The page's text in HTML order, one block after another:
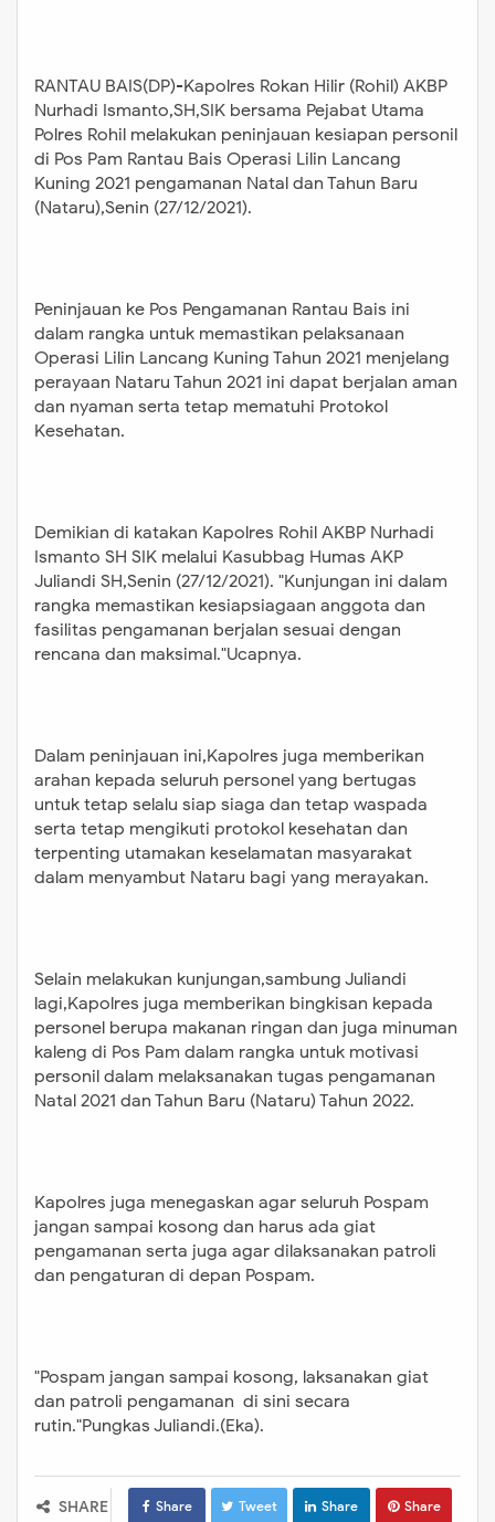
RANTAU BAIS(DP)-Kapolres Rokan Hilir (Rohil) AKBP
Nurhadi Ismanto,SH,SIK bersama Pejabat Utama
Polres Rohil melakukan peninjauan kesiapan personil
di Pos Pam Rantau Bais Operasi Lilin Lancang
Kuning 2021 pengamanan Natal dan Tahun Baru
(Nataru),Senin (27/12/2021).
Peninjauan ke Pos Pengamanan Rantau Bais ini
dalam rangka untuk memastikan pelaksanaan
Operasi Lilin Lancang Kuning Tahun 2021 menjelang
perayaan Nataru Tahun 2021 ini dapat berjalan aman
dan nyaman serta tetap mematuhi Protokol
Kesehatan.
Demikian di katakan Kapolres Rohil AKBP Nurhadi
Ismanto SH SIK melalui Kasubbag Humas AKP
Juliandi SH,Senin (27/12/2021). "Kunjungan ini dalam
rangka memastikan kesiapsiagaan anggota dan
fasilitas pengamanan berjalan sesuai dengan
rencana dan maksimal."Ucapnya.
Dalam peninjauan ini,Kapolres juga memberikan
arahan kepada seluruh personel yang bertugas
untuk tetap selalu siap siaga dan tetap waspada
serta tetap mengikuti protokol kesehatan dan
terpenting utamakan keselamatan masyarakat
dalam menyambut Nataru bagi yang merayakan.
Selain melakukan kunjungan,sambung Juliandi
lagi,Kapolres juga memberikan bingkisan kepada
personel berupa makanan ringan dan juga minuman
kaleng di Pos Pam dalam rangka untuk motivasi
personil dalam melaksanakan tugas pengamanan
Natal 2021 dan Tahun Baru (Nataru) Tahun 2022.
Kapolres juga menegaskan agar seluruh Pospam
jangan sampai kosong dan harus ada giat
pengamanan serta juga agar dilaksanakan patroli
dan pengaturan di depan Pospam.
"Pospam jangan sampai kosong, laksanakan giat
dan patroli pengamanan di sini secara
rutin."Pungkas Juliandi.(Eka).
SHARE Share Tweet Share Share